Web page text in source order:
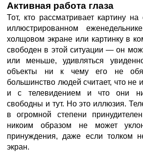
Активная работа глаза
Тот, кто рассматривает картину
иллюстрированном
холщовом экране или картинку в
свободен в этой ситуации — он
или меньше, удивляться
объекты ни к чему его не
большинство людей считает, что не
и с телевидением и что они
свободны и тут. Но это иллюзия.
в огромной степени
никоим образом не может
принуждения, даже если толком
экран.